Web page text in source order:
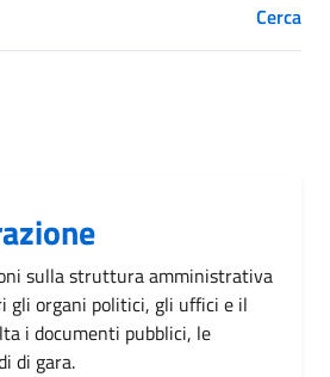
Cerca
sulla struttura amministrativa
gli organi politici, gli uffici e il
i documenti pubblici, le
di gara.